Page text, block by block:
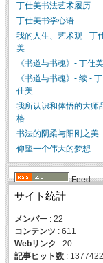
丁仕美书法艺术履历
丁仕美书学心语
我的人生、艺术观 - 丁
美
《书道与书魂》- 丁仕美
《书道与书魂》- 续 - 丁
仕美
我所认识和体悟的大师
格
书法的阴柔与阳刚之美
仰望一个伟大的梦想
Feed
サイト統計
メンバー : 22
コンテンツ : 611
Webリンク : 20
記事ヒット数 :